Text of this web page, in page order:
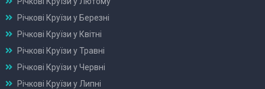
Річкові Круїзи у Березні
Річкові Круїзи у Квітні
Річкові Круїзи у Травні
Річкові Круїзи у Червні
Річкові Круїзи у Липні